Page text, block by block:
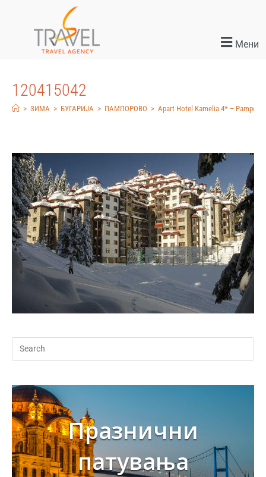
Мени
120415042
> ЗИМА > БУГАРИЈА > ПАМПОРОВО > Apart Hotel Kamelia 4* –
Празнични
патувања